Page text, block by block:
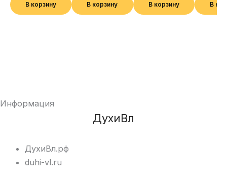
В корзину В корзину В корзину В
Информация
ДухиВл
ДухиВл.рф
duhi-vl.ru